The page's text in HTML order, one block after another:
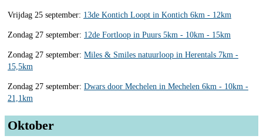
Vrijdag 25 september: 13de Kontich Loopt in Kontich 6km - 12km
Zondag 27 september: 12de Fortloop in Puurs 5km - 10km - 15km
Zondag 27 september: Miles & Smiles natuurloop in Herentals 7km -
15,5km
Zondag 27 september: Dwars door Mechelen in Mechelen 6km - 10km -
21,1km
Oktober